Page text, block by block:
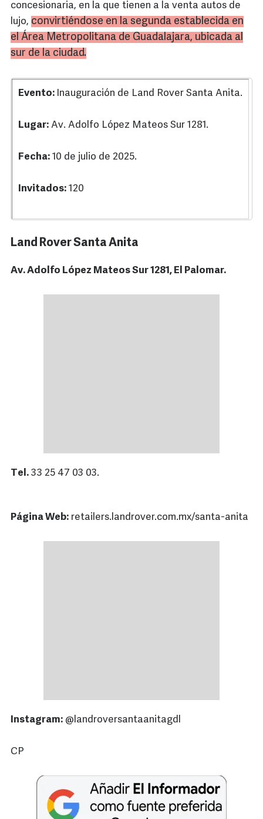
concesionaria, en la que tienen a la venta autos de
lujo, convirtiéndose en la segunda establecida en
el Área Metropolitana de Guadalajara, ubicada al
sur de la ciudad.
Evento: Inauguración de Land Rover Santa Anita.
Lugar: Av. Adolfo López Mateos Sur 1281.
Fecha: 10 de julio de 2025.
Invitados: 120
Land Rover Santa Anita
Av. Adolfo López Mateos Sur 1281, El Palomar.
Tel. 33 25 47 03 03.
Página Web: retailers.landrover.com.mx/santa-anita
Instagram: @landroversantaanitagdl
CP